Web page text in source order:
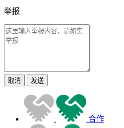
举报
取消 发送
合作